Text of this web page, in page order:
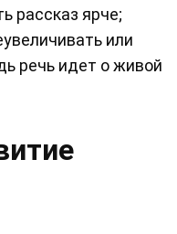
рассказ ярче;
или
речь идет о живой